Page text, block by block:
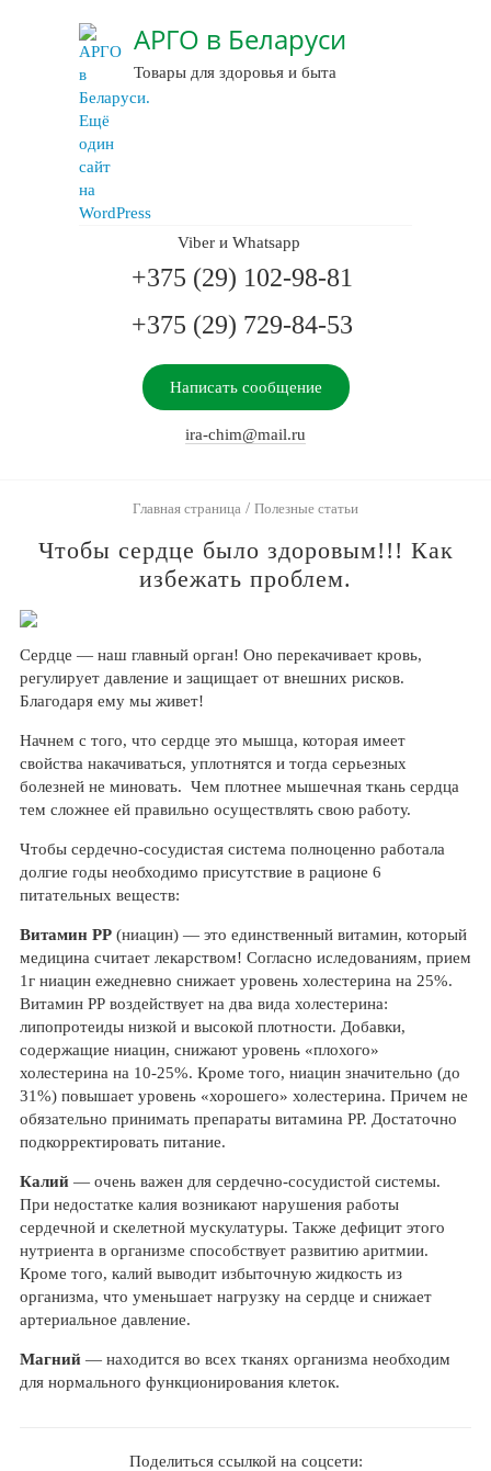
АРГО в Беларуси
Товары для здоровья и быта
Viber и Whatsapp
+375 (29) 102-98-81
+375 (29) 729-84-53
Написать сообщение
ira-chim@mail.ru
Главная страница / Полезные статьи
Чтобы сердце было здоровым!!! Как
избежать проблем.
Сердце — наш главный орган! Оно перекачивает кровь,
регулирует давление и защищает от внешних рисков.
Благодаря ему мы живет!
Начнем с того, что сердце это мышца, которая имеет
свойства накачиваться, уплотнятся и тогда серьезных
болезней не миновать. Чем плотнее мышечная ткань сердца
тем сложнее ей правильно осуществлять свою работу.
Чтобы сердечно-сосудистая система полноценно работала
долгие годы необходимо присутствие в рационе 6
питательных веществ:
Витамин РР(ниацин) — это единственный витамин, который
медицина считает лекарством! Согласно иследованиям, прием
1г ниацин ежедневно снижает уровень холестерина на 25%.
Витамин РР воздействует на два вида холестерина:
липопротеиды низкой и высокой плотности. Добавки,
содержащие ниацин, снижают уровень «плохого»
холестерина на 10-25%. Кроме того, ниацин значительно (до
31%) повышает уровень «хорошего» холестерина. Причем не
обязательно принимать препараты витамина РР. Достаточно
подкорректировать питание.
Калий— очень важен для сердечно-сосудистой системы.
При недостатке калия возникают нарушения работы
сердечной и скелетной мускулатуры. Также дефицит этого
нутриента в организме способствует развитию аритмии.
Кроме того, калий выводит избыточную жидкость из
организма, что уменьшает нагрузку на сердце и снижает
артериальное давление.
Магний— находится во всех тканях организма необходим
для нормального функционирования клеток.
Поделиться ссылкой на соцсети: